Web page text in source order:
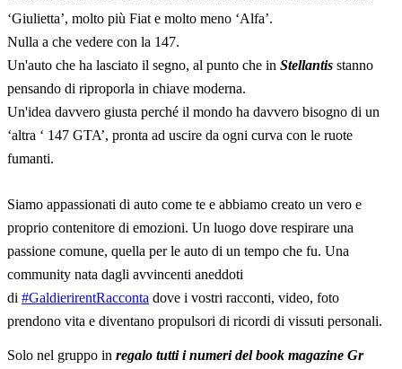
‘Giulietta’, molto più Fiat e molto meno ‘Alfa’.
Nulla a che vedere con la 147.
Un'auto che ha lasciato il segno, al punto che in Stellantis stanno
pensando di riproporla in chiave moderna.
Un'idea davvero giusta perché il mondo ha davvero bisogno di un
‘altra ‘ 147 GTA’, pronta ad uscire da ogni curva con le ruote
fumanti.
Siamo appassionati di auto come te e abbiamo creato un vero e
proprio contenitore di emozioni. Un luogo dove respirare una
passione comune, quella per le auto di un tempo che fu. Una
community nata dagli avvincenti aneddoti
di #GaldierirentRacconta dove i vostri racconti, video, foto
prendono vita e diventano propulsori di ricordi di vissuti personali.
Solo nel gruppo in regalo tutti i numeri del book magazine Gr